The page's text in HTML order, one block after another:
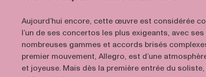
Aujourd’hui encore, cette œuvre est considérée
l’un de ses concertos les plus exigeants, avec ses
nombreuses gammes et accords brisés
premier mouvement, Allegro, est d’une
et joyeuse. Mais dès la première entrée du